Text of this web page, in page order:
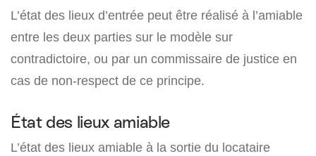
L’état des lieux d’entrée peut être réalisé à l’amiable
entre les deux parties sur le modèle sur
contradictoire, ou par un commissaire de justice en
cas de non-respect de ce principe.
État des lieux amiable
L’état des lieux amiable à la sortie du locataire